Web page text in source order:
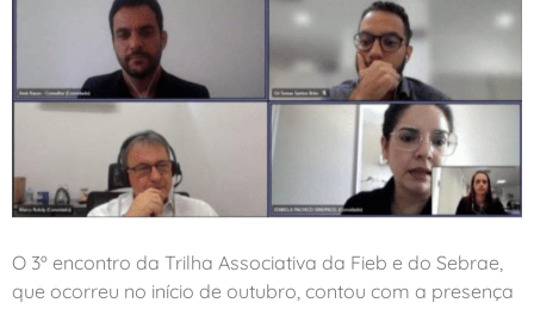
O 3º encontro da Trilha Associativa da Fieb e do Sebrae,
que ocorreu no início de outubro, contou com a presença